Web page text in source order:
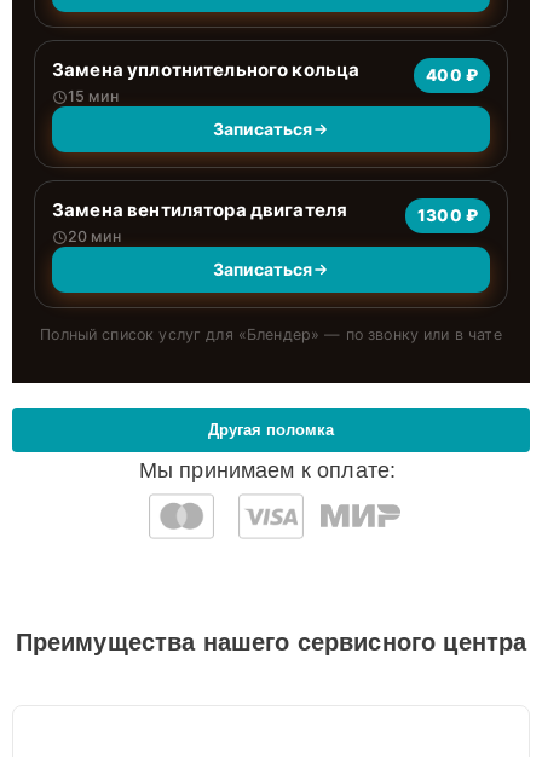
Замена уплотнительного кольца
15 мин
400 ₽
Записаться
Замена вентилятора двигателя
20 мин
1300 ₽
Записаться
Полный список услуг для «Блендер» — по звонку или в чате
Мы принимаем к оплате:
Другая поломка
Преимущества нашего сервисного центра